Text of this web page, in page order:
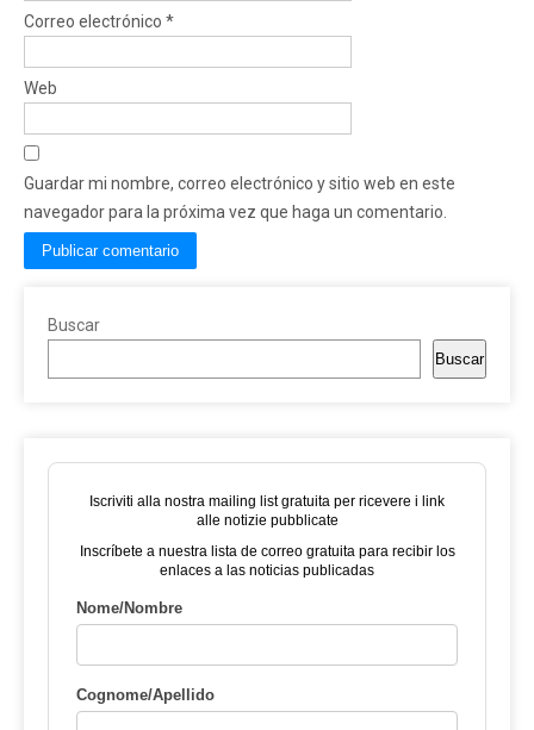
Correo electrónico *
Web
Guardar mi nombre, correo electrónico y sitio web en este
navegador para la próxima vez que haga un comentario.
Buscar
Buscar
Iscriviti alla nostra mailing list gratuita per ricevere i link
alle notizie pubblicate
Inscríbete a nuestra lista de correo gratuita para recibir los
enlaces a las noticias publicadas
Nome/Nombre
Cognome/Apellido